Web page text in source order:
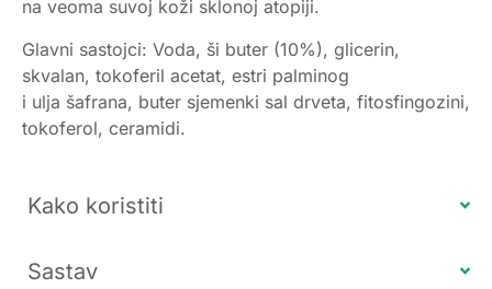
na veoma suvoj koži sklonoj atopiji.
Glavni sastojci: Voda, ši buter (10%), glicerin,
skvalan, tokoferil acetat, estri palminog
i ulja šafrana, buter sjemenki sal drveta, fitosfingozini,
tokoferol, ceramidi.
Kako koristiti
Sastav